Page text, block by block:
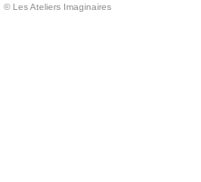
© Les Ateliers Imaginaires